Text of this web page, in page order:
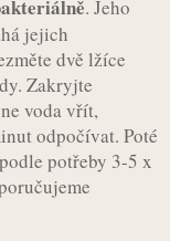
. Jeho
jejich
dvě lžíce
Zakryjte
voda vřít,
odpočívat. Poté
potřeby 3-5 x